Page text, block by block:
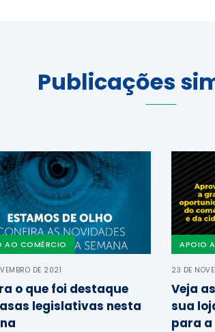
Publicações
AO COMÉRCIO
DE 2021
o que foi destaque
legislativas nesta
APOIO
23 DE
Veja
sua
para a